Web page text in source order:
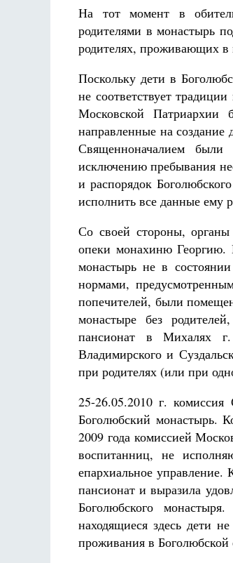
На тот момент в
родителями в монастырь
родителях, проживающих в
Поскольку дети в
не соответствует
Московской Патриархии
направленные на создание
Священноначалием
исключению пребывания
и распорядок
исполнить все данные ему
Со своей стороны,
опеки монахиню Георгию.
монастырь не в
нормами,
попечителей, были
монастыре без
пансионат в Михалях г.
Владимирского и
при родителях (или при
25-26.05.2010 г. комиссия
Боголюбский монастырь.
2009 года комиссией
воспитанниц, не
епархиальное управление.
пансионат и выразила
Боголюбского
находящиеся здесь дети
проживания в Боголюбской